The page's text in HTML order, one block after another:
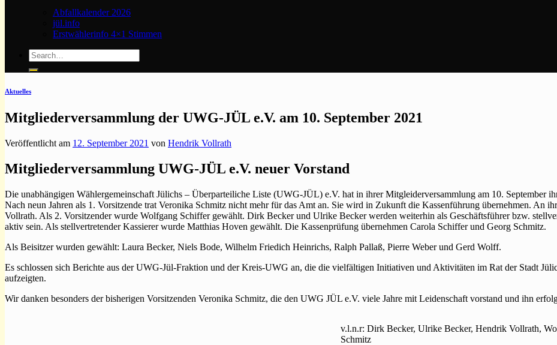
Abfallkalender 2026
jül.info
Erstwählerinfo 4×1 Stimmen
Aktuelles
Mitgliederversammlung der UWG-JÜL e.V. am 10. September 2021
Veröffentlicht am 12. September 2021 von Hendrik Vollrath
Mitgliederversammlung UWG-JÜL e.V. neuer Vorstand
Die unabhängigen Wählergemeinschaft Jülichs – Überparteiliche Liste (UWG-JÜL) e.V. hat in ihrer Mitgleiderversammlung am 10. September
Nach neun Jahren als 1. Vorsitzende trat Veronika Schmitz nicht mehr für das Amt an. Sie wird in Zukunft die Kassenführung übernehmen. An
Vollrath. Als 2. Vorsitzender wurde Wolfgang Schiffer gewählt. Dirk Becker und Ulrike Becker werden weiterhin als Geschäftsführer bzw.
aktiv sein. Als stellvertretender Kassierer wurde Matthias Hoven gewählt. Die Kassenprüfung übernehmen Carola Schiffer und Georg Schmitz.
Als Beisitzer wurden gewählt: Laura Becker, Niels Bode, Wilhelm Friedich Heinrichs, Ralph Pallaß, Pierre Weber und Gerd Wolff.
Es schlossen sich Berichte aus der UWG-Jül-Fraktion und der Kreis-UWG an, die die vielfältigen Initiativen und Aktivitäten im Rat der Stadt
aufzeigten.
Wir danken besonders der bisherigen Vorsitzenden Veronika Schmitz, die den UWG JÜL e.V. viele Jahre mit Leidenschaft vorstand und ihn
v.l.n.r: Dirk Becker, Ulrike Becker, Hendrik Vollrath,
Schmitz